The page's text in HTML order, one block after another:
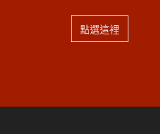
點選這裡